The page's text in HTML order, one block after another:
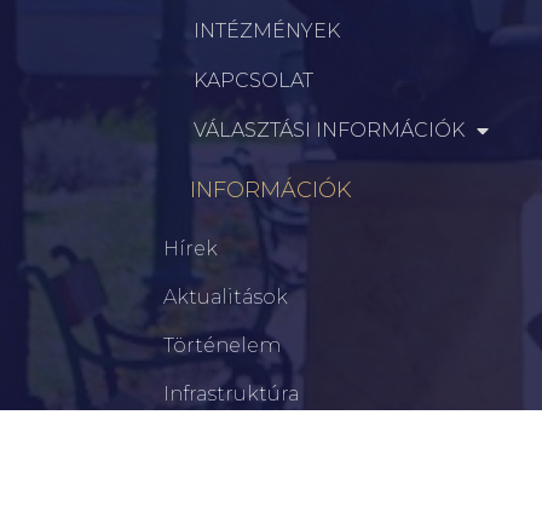
INTÉZMÉNYEK
KAPCSOLAT
VÁLASZTÁSI INFORMÁCIÓK
INFORMÁCIÓK
Hírek
Aktualitások
Történelem
Infrastruktúra